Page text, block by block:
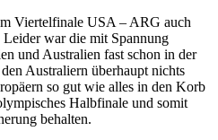
Viertelfinale USA – ARG auch
war die mit Spannung
und Australien fast schon in der
Australiern überhaupt nichts
so gut wie alles in den Korb
Halbfinale und somit
behalten.